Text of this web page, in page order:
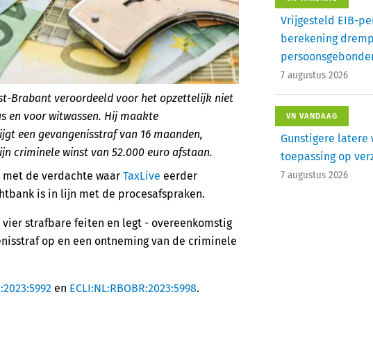
Brabant veroordeeld voor het opzettelijk niet
en voor witwassen. Hij maakte
een gevangenisstraf van 16 maanden,
criminele winst van 52.000 euro afstaan.
de verdachte waar TaxLive eerder
is in lijn met de procesafspraken.
strafbare feiten en legt - overeenkomstig
op en een ontneming van de criminele
en ECLI:NL:RBOBR:2023:5998.
Vrijgesteld EIB-
berekening
7 augustus 2026
VN VANDAAG
Gunstigere latere
toepassing op
7 augustus 2026